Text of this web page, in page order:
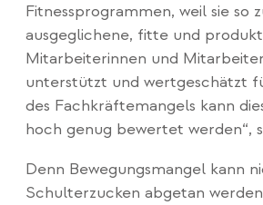
Fitnessprogrammen, weil sie so
ausgeglichene, fitte und
Mitarbeiterinnen und
unterstützt und wertgeschätzt
des Fachkräftemangels kann
hoch genug bewertet werden“,
Denn Bewegungsmangel kann
Schulterzucken abgetan